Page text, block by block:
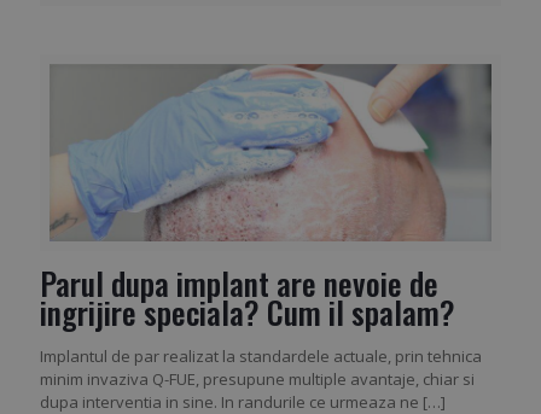
Parul dupa implant are nevoie de
ingrijire speciala? Cum il spalam?
Implantul de par realizat la standardele actuale, prin tehnica
minim invaziva Q-FUE, presupune multiple avantaje, chiar si
dupa interventia in sine. In randurile ce urmeaza ne […]